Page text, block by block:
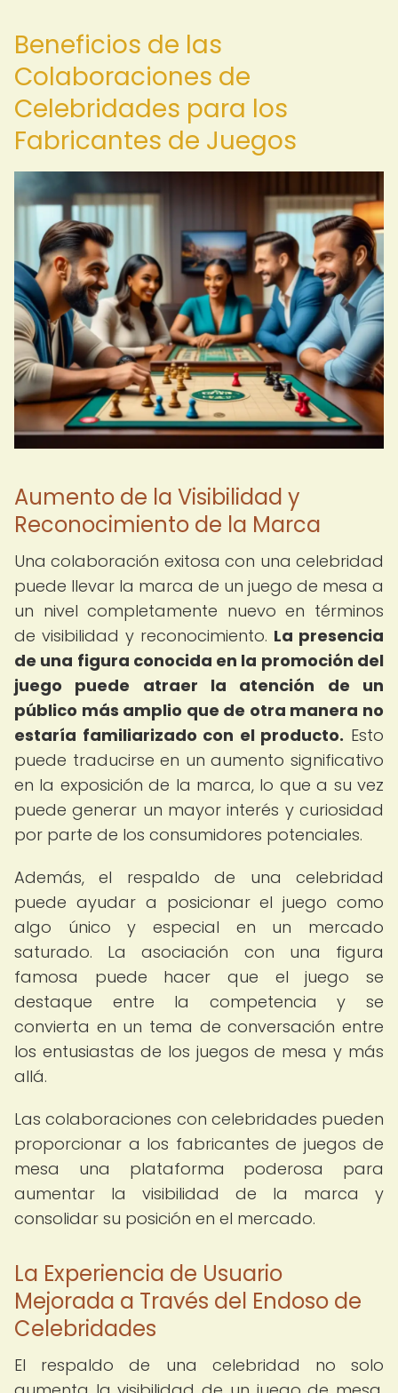
Beneficios de las
Colaboraciones de
Celebridades para los
Fabricantes de Juegos
Aumento de la Visibilidad y
Reconocimiento de la Marca
Una colaboración exitosa con una celebridad
puede llevar la marca de un juego de mesa a
un nivel completamente nuevo en términos
de visibilidad y reconocimiento. La presencia
de una figura conocida en la promoción del
juego puede atraer la atención de un
público más amplio que de otra manera no
estaría familiarizado con el producto. Esto
puede traducirse en un aumento significativo
en la exposición de la marca, lo que a su vez
puede generar un mayor interés y curiosidad
por parte de los consumidores potenciales.
Además, el respaldo de una celebridad
puede ayudar a posicionar el juego como
algo único y especial en un mercado
saturado. La asociación con una figura
famosa puede hacer que el juego se
destaque entre la competencia y se
convierta en un tema de conversación entre
los entusiastas de los juegos de mesa y más
allá.
Las colaboraciones con celebridades pueden
proporcionar a los fabricantes de juegos de
mesa una plataforma poderosa para
aumentar la visibilidad de la marca y
consolidar su posición en el mercado.
La Experiencia de Usuario
Mejorada a Través del Endoso de
Celebridades
El respaldo de una celebridad no solo